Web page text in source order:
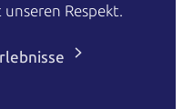
Respekt.